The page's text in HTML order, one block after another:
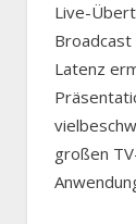
Live-
Broadcast
Latenz
großen